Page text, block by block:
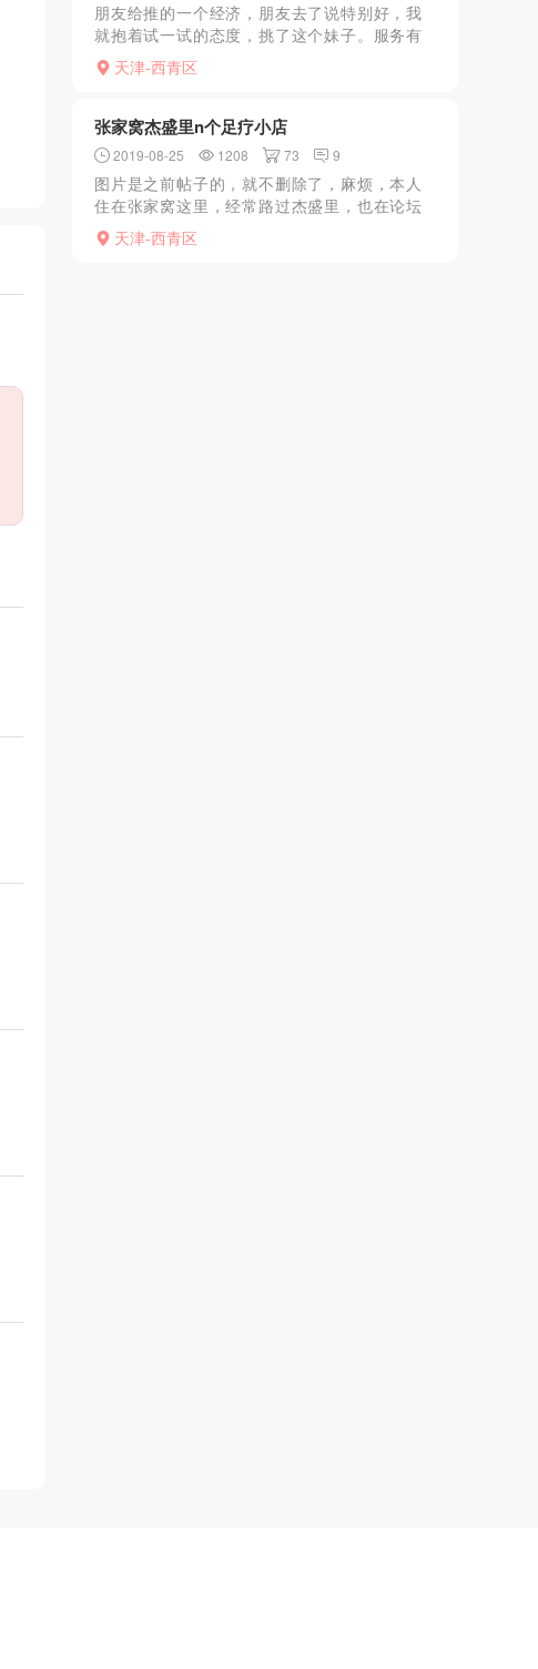
朋友给推的一个经济，朋友去了说特别好，我
就抱着试一试的态度，挑了这个妹子。服务有
6/8的，我选的8的。进屋看到妹子被惊艳了，
绝对比照片好看，皮肤白，嫩，乳头粉的，胸
天津-西青区
张家窝杰盛里n个足疗小店
2019-08-25 1208 73 9
图片是之前帖子的，就不删除了，麻烦，本人
住在张家窝这里，经常路过杰盛里，也在论坛
看过很多说杰盛里的，我给大家总结一下，杰
盛里小区很多门，基本进去的话就走辛老路，
天津-西青区